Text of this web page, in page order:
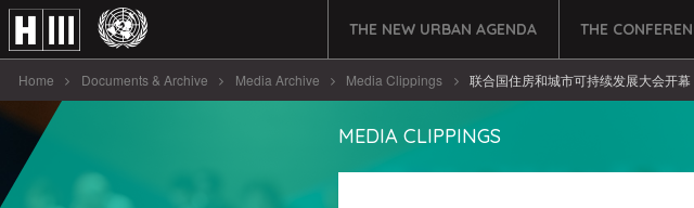
THE NEW URBAN AGENDA THE
Home Documents & Archive Media Archive Media Clippings 联合国住房和城市可持续发展大会开
MEDIA CLIPPINGS